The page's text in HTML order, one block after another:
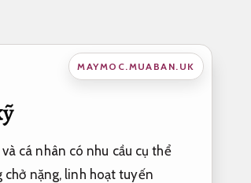
MAYMOC.MUABAN.UK
cá nhân có nhu cầu cụ thể
chở nặng, linh hoạt tuyến